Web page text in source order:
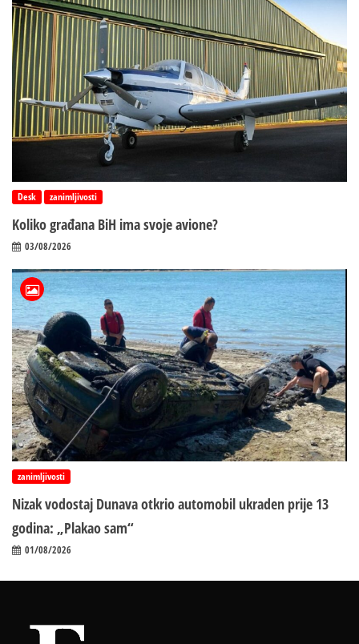
Desk zanimljivosti
Koliko građana BiH ima svoje avione?
03/08/2026
zanimljivosti
Nizak vodostaj Dunava otkrio automobil ukraden prije 13
godina: „Plakao sam“
01/08/2026